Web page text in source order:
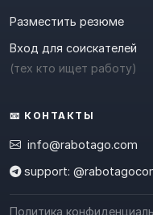
Разместить резюме
Вход для соискателей
(тех кто ищет работу)
📧 КОНТАКТЫ
info@rabotago.com
support:
Политика